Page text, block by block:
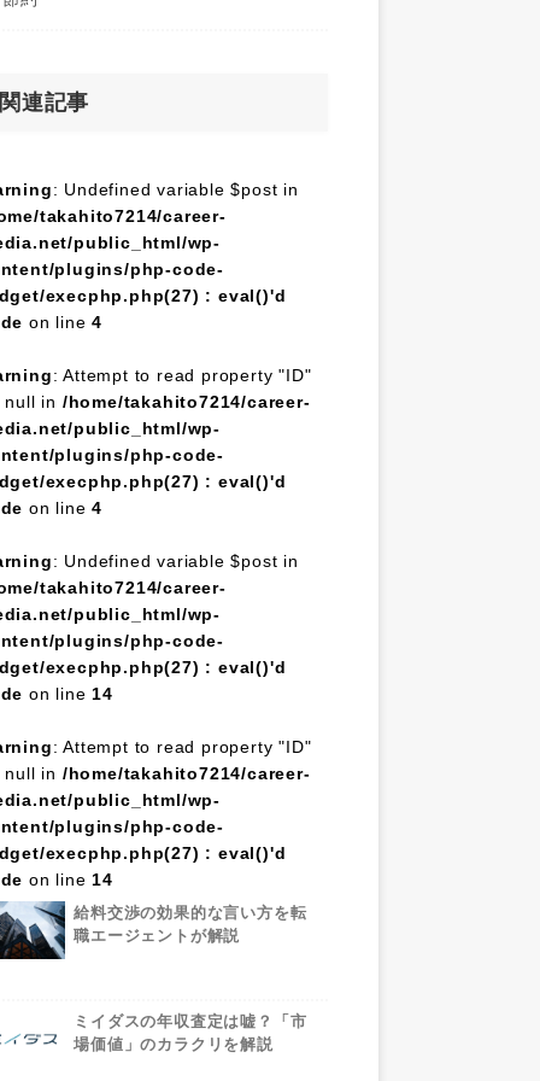
関連記事
: Undefined variable $post in
takahito7214/career-
public_html/wp-
plugins/php-code-
execphp.php(27) : eval()'d
on line4
: Attempt to read property "ID"
null in /home/takahito7214/career-
public_html/wp-
plugins/php-code-
execphp.php(27) : eval()'d
on line4
: Undefined variable $post in
takahito7214/career-
public_html/wp-
plugins/php-code-
execphp.php(27) : eval()'d
on line 14
: Attempt to read property "ID"
null in /home/takahito7214/career-
public_html/wp-
plugins/php-code-
execphp.php(27) : eval()'d
on line 14
給料交渉の効果的な言い方を転
職エージェントが解説
ミイダスの年収査定は嘘？「市
場価値」のカラクリを解説